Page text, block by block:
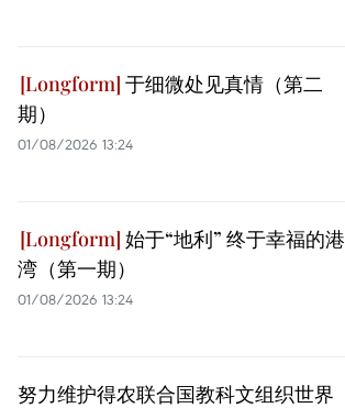
于细微处见真情（第二
期）
01/08/2026 13:24
始于“地利” 终于幸福的港
湾（第一期）
01/08/2026 13:24
努力维护得农联合国教科文组织世界